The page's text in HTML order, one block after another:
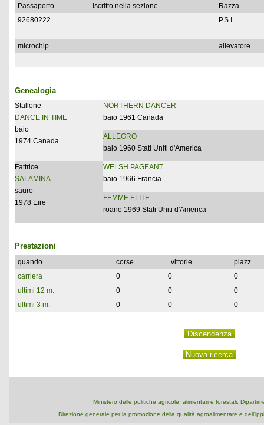
Passaporto iscritto nella sezione
Razza
92680222
P.S.I.
microchip allevatore
Genealogia
Stallone
DANCE IN TIME
baio
1974 Canada
NORTHERN DANCER
baio 1961 Canada
ALLEGRO
baio 1960 Stati Uniti d'America
Fattrice
SALAMINA
sauro
1978 Eire
WELSH PAGEANT
baio 1966 Francia
FEMME ELITE
roano 1969 Stati Uniti d'America
Prestazioni
quando corse vittorie
piazz.
carriera
0 0
0
ultimi 12 m.
0 0
0
ultimi 3 m.
0 0 0
Ministero delle politiche agricole, alimentari e forestali,
Direzione generale per la promozione della qualità agroalimentare e